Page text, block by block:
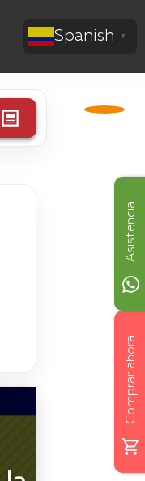
Spanish ▼
Comprar ahora
Asistencia